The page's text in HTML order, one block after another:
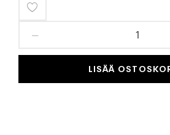
toivelistaan
LISÄÄ